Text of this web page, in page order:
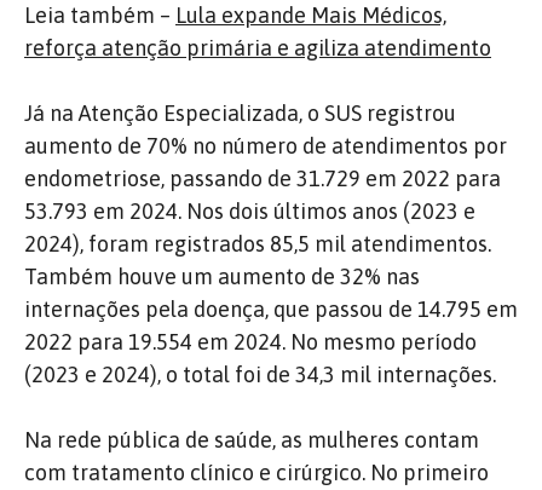
Leia também – Lula expande Mais Médicos,
reforça atenção primária e agiliza atendimento
Já na Atenção Especializada, o SUS registrou
aumento de 70% no número de atendimentos por
endometriose, passando de 31.729 em 2022 para
53.793 em 2024. Nos dois últimos anos (2023 e
2024), foram registrados 85,5 mil atendimentos.
Também houve um aumento de 32% nas
internações pela doença, que passou de 14.795 em
2022 para 19.554 em 2024. No mesmo período
(2023 e 2024), o total foi de 34,3 mil internações.
Na rede pública de saúde, as mulheres contam
com tratamento clínico e cirúrgico. No primeiro